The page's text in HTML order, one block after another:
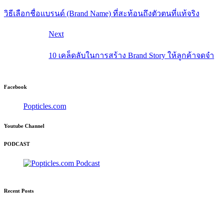
วิธีเลือกชื่อแบรนด์ (Brand Name) ที่สะท้อนถึงตัวตนที่แท้จริง
Next
10 เคล็ดลับในการสร้าง Brand Story ให้ลูกค้าจดจำ
Facebook
Popticles.com
Youtube Channel
PODCAST
Recent Posts